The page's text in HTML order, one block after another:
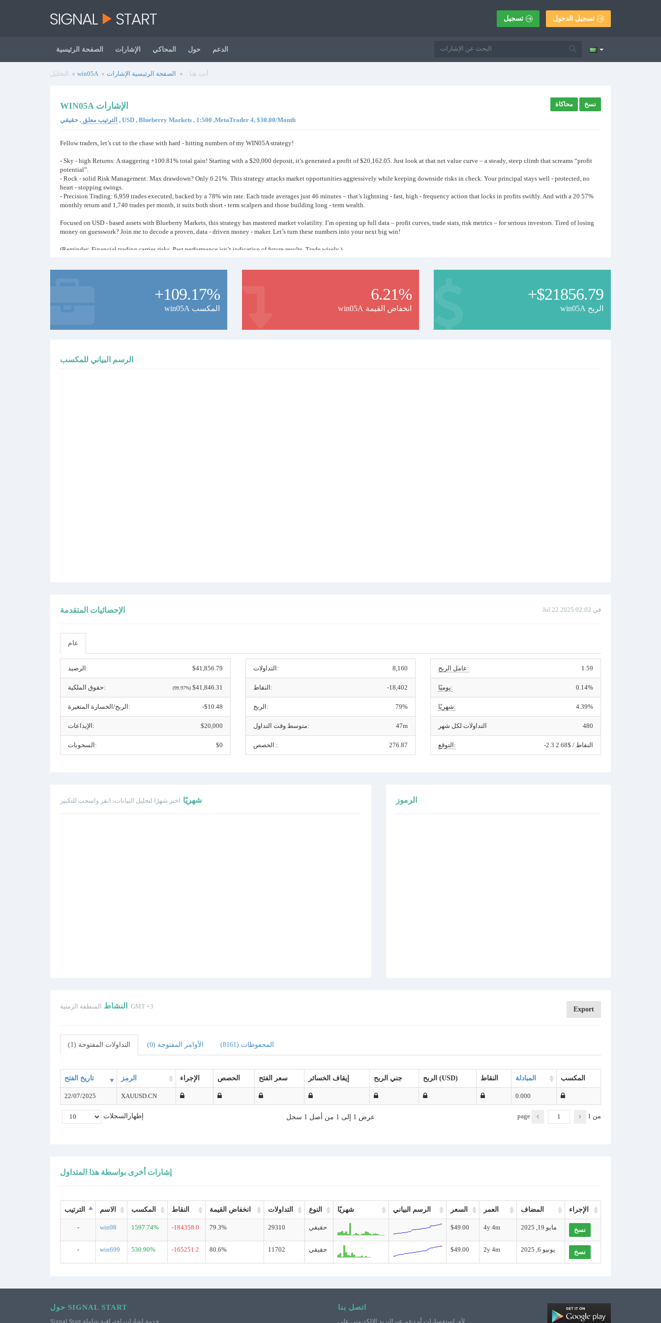
تسجيل تسجيل الدخول
الصفحة الرئيسية الإشارات المحاكي حول الدعم
أنت هنا : الصفحة الرئيسية الإشارات win05A التحليل
WIN05A الإشارات
الترتيب معلق , حقيقي , USD , Blueberry Markets , 1:500 ,MetaTrader 4, $30.00/Month
محاكاة نسخ
Fellow traders, let’s cut to the chase with hard - hitting numbers of my WIN05A strategy!
- Sky - high Returns: A staggering +100.81% total gain! Starting with a $20,000 deposit, it’s generated a profit of $20,162.05. Just look at that net value curve – a steady, steep climb that screams “profit
potential”.
- Rock - solid Risk Management: Max drawdown? Only 6.21%. This strategy attacks market opportunities aggressively while keeping downside risks in check. Your principal stays well - protected, no
heart - stopping swings.
- Precision Trading: 6,959 trades executed, backed by a 78% win rate. Each trade averages just 46 minutes – that’s lightning - fast, high - frequency action that locks in profits swiftly. And with a 20.57%
monthly return and 1,740 trades per month, it suits both short - term scalpers and those building long - term wealth.
Focused on USD - based assets with Blueberry Markets, this strategy has mastered market volatility. I’m opening up full data – profit curves, trade stats, risk metrics – for serious investors. Tired of losing
money on guesswork? Join me to decode a proven, data - driven money - maker. Let’s turn these numbers into your next big win!
(Reminder: Financial trading carries risks. Past performance isn’t indicative of future results. Trade wisely.)
+109.17%
win05A المكسب
6.21%
win05A انخفاض القيمة
+$21856.79
win05A الربح
الرسم البياني للمكسب
Jul 22 2025 في 02:02 الإحصائيات المتقدمة
عام
الرصيد: $41,856.79
حقوق الملكية: (99.97%)$41,846.31
الربح/الخسارة المتغيرة: -$10.48
الإيداعات: $20,000
السحوبات: $0
التداولات: 8,160
النقاط: -18,402
الربح: 79%
متوسط وقت التداول: 47m
الحصص : 276.87
عامل الربح: 1.59
يوميًا: 0.14%
شهريًا: 4.39%
التداولات لكل شهر 480
التوقع: -2.3 النقاط / $2.68
شهريًا اختر شهرًا لتحليل البيانات، انقر واسحب للتكبير الرموز
النشاط المنطقة الزمنية: GMT +3 Export
التداولات المفتوحة (1) الأوامر المفتوحة (0) المحفوظات (8161)
تاريخ الفتح الرمز الإجراء الحصص سعر الفتح إيقاف الخسائر جني الربح الربح (USD) النقاط المبادلة المكسب
22/07/2025 XAUUSD.CN 0.000
إظهار‪ السجلات عرض 1 إلى 1 من أصل 1 سجل page من 1
إشارات أخرى بواسطة هذا المتداول
الترتيب الاسم المكسب النقاط انخفاض القيمة التداولات النوع شهريًا الرسم البياني السعر العمر المضاف الإجراء
- win98 1597.74% -184358.0 79.3% 29310 حقيقي $49.00 4y 4m مايو 19, 2025 نسخ
- win699 530.90% -165251.2 80.6% 11702 حقيقي $49.00 2y 4m يونيو 6, 2025 نسخ
حول SIGNAL START
Signal Start خدمة إشارات احترافية شاملة
اتصل بنا
لأي استفسارات أو دعم عبرالبريد الإلكتروني على